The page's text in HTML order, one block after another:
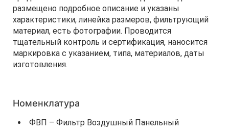
размещено подробное описание и указаны
характеристики, линейка размеров, фильтрующий
материал, есть фотографии. Проводится
тщательный контроль и сертификация, наносится
маркировка с указанием, типа, материалов, даты
изготовления.
Номенклатура
ФВП – Фильтр Воздушный Панельный